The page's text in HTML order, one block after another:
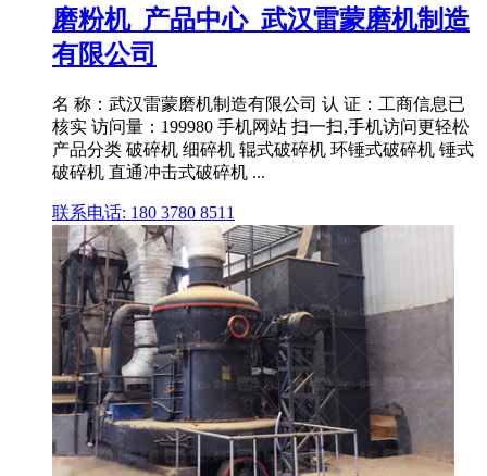
磨粉机_产品中心_武汉雷蒙磨机制造
有限公司
名 称：武汉雷蒙磨机制造有限公司 认 证：工商信息已
核实 访问量：199980 手机网站 扫一扫,手机访问更轻松
产品分类 破碎机 细碎机 辊式破碎机 环锤式破碎机 锤式
破碎机 直通冲击式破碎机 ...
联系电话: 180 3780 8511